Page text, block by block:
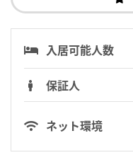
入居可能人数
保証人
ネット環境